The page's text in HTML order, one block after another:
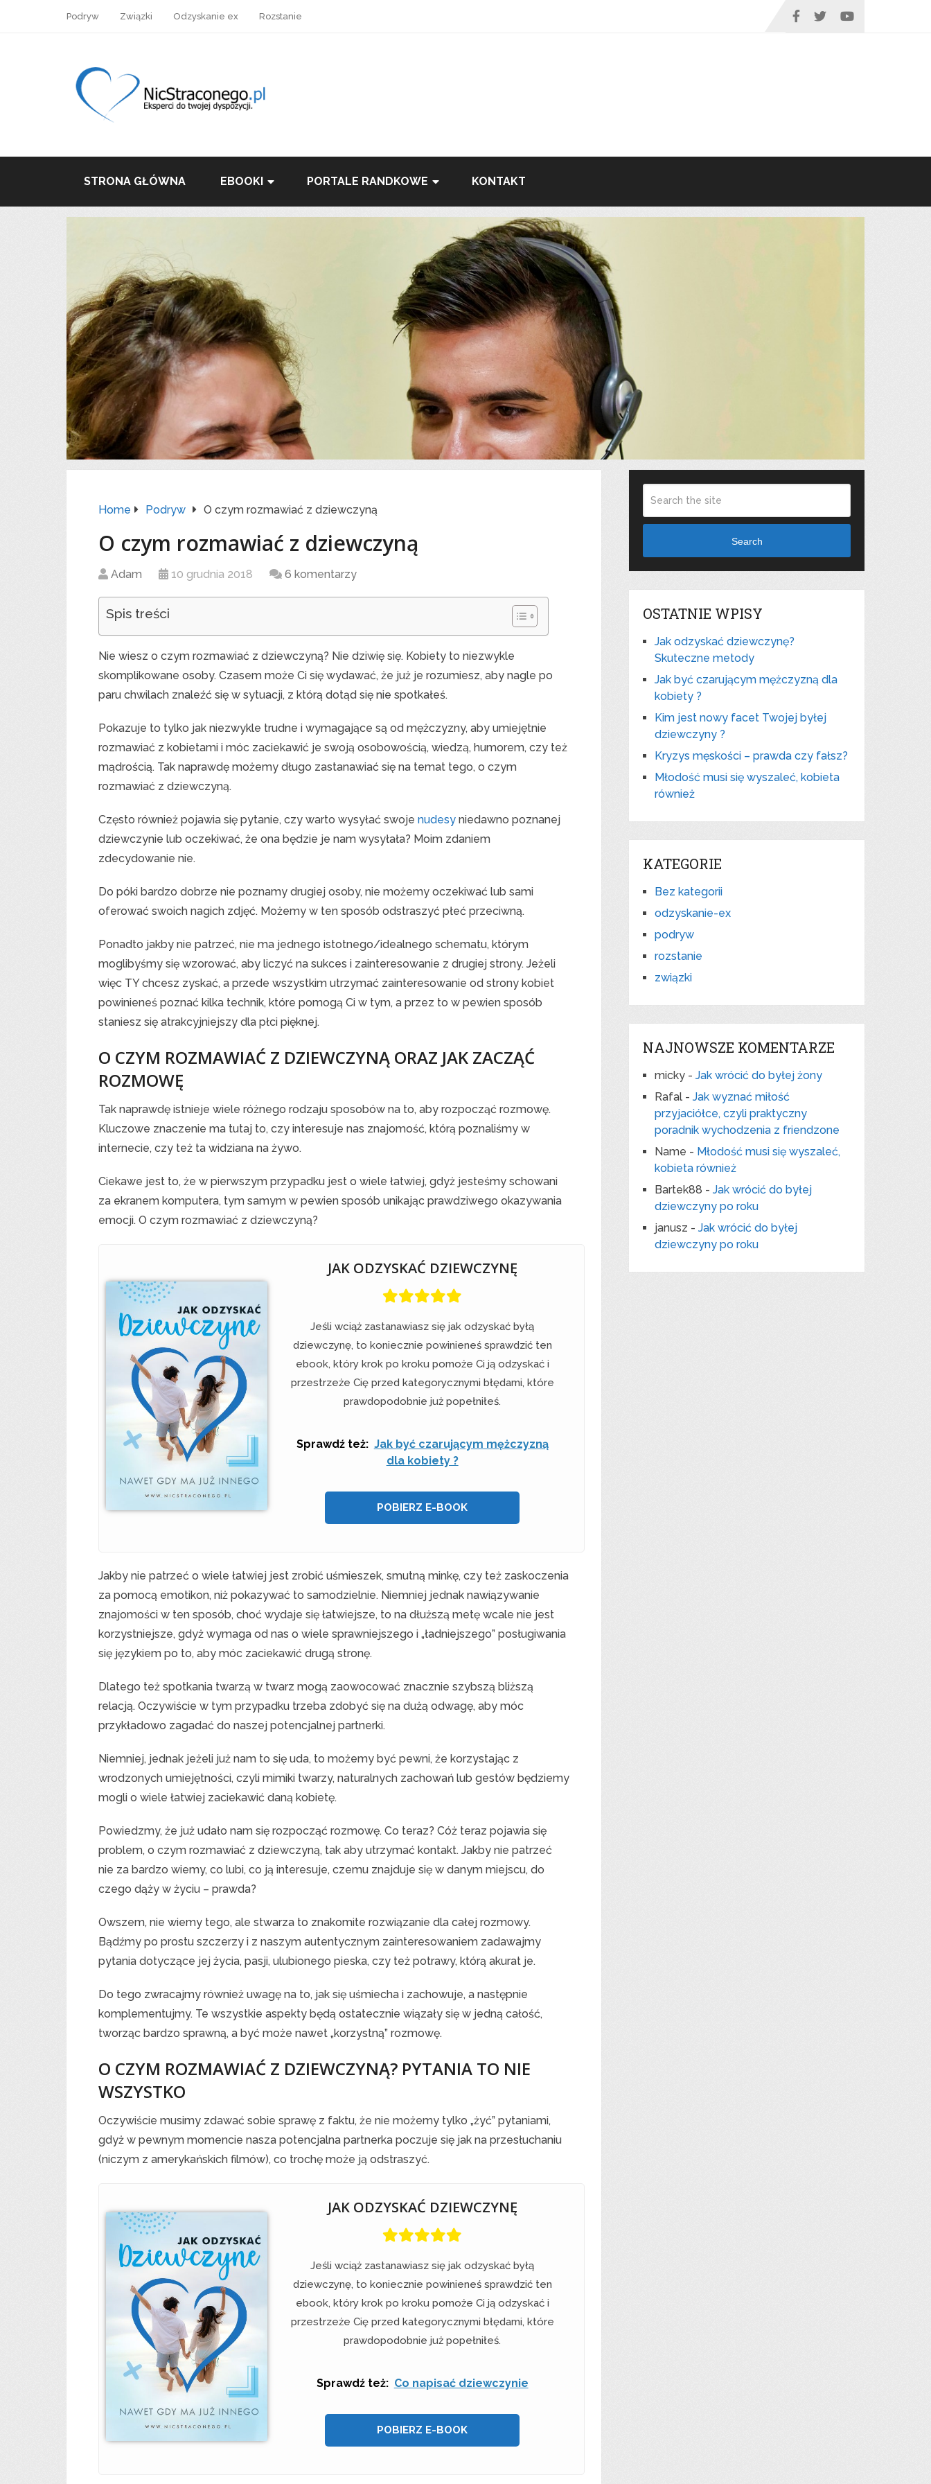
Podryw Związki Odzyskanie ex Rozstanie
STRONA GŁÓWNA EBOOKI PORTALE RANDKOWE KONTAKT
Home Podryw O czym rozmawiać z dziewczyną
O czym rozmawiać z dziewczyną
Adam 10 grudnia 2018 6 komentarzy
Spis treści
Nie wiesz o czym rozmawiać z dziewczyną? Nie dziwię się. Kobiety to niezwykle
skomplikowane osoby. Czasem może Ci się wydawać, że już je rozumiesz, aby nagle po
paru chwilach znaleźć się w sytuacji, z którą dotąd się nie spotkałeś.
Pokazuje to tylko jak niezwykle trudne i wymagające są od mężczyzny, aby umiejętnie
rozmawiać z kobietami i móc zaciekawić je swoją osobowością, wiedzą, humorem, czy też
mądrością. Tak naprawdę możemy długo zastanawiać się na temat tego, o czym
rozmawiać z dziewczyną.
Często również pojawia się pytanie, czy warto wysyłać swoje nudesy niedawno poznanej
dziewczynie lub oczekiwać, że ona będzie je nam wysyłała? Moim zdaniem
zdecydowanie nie.
Do póki bardzo dobrze nie poznamy drugiej osoby, nie możemy oczekiwać lub sami
oferować swoich nagich zdjęć. Możemy w ten sposób odstraszyć płeć przeciwną.
Ponadto jakby nie patrzeć, nie ma jednego istotnego/idealnego schematu, którym
moglibyśmy się wzorować, aby liczyć na sukces i zainteresowanie z drugiej strony. Jeżeli
więc TY chcesz zyskać, a przede wszystkim utrzymać zainteresowanie od strony kobiet
powinieneś poznać kilka technik, które pomogą Ci w tym, a przez to w pewien sposób
staniesz się atrakcyjniejszy dla płci pięknej.
O CZYM ROZMAWIAĆ Z DZIEWCZYNĄ ORAZ JAK ZACZĄĆ
ROZMOWĘ
Tak naprawdę istnieje wiele różnego rodzaju sposobów na to, aby rozpocząć rozmowę.
Kluczowe znaczenie ma tutaj to, czy interesuje nas znajomość, którą poznaliśmy w
internecie, czy też ta widziana na żywo.
Ciekawe jest to, że w pierwszym przypadku jest o wiele łatwiej, gdyż jesteśmy schowani
za ekranem komputera, tym samym w pewien sposób unikając prawdziwego okazywania
emocji. O czym rozmawiać z dziewczyną?
JAK ODZYSKAĆ DZIEWCZYNĘ
Jeśli wciąż zastanawiasz się jak odzyskać byłą
dziewczynę, to koniecznie powinieneś sprawdzić ten
ebook, który krok po kroku pomoże Ci ją odzyskać i
przestrzeże Cię przed kategorycznymi błędami, które
prawdopodobnie już popełniłeś.
Sprawdź też: Jak być czarującym mężczyzną
dla kobiety ?
POBIERZ E-BOOK
Jakby nie patrzeć o wiele łatwiej jest zrobić uśmieszek, smutną minkę, czy też zaskoczenia
za pomocą emotikon, niż pokazywać to samodzielnie. Niemniej jednak nawiązywanie
znajomości w ten sposób, choć wydaje się łatwiejsze, to na dłuższą metę wcale nie jest
korzystniejsze, gdyż wymaga od nas o wiele sprawniejszego i „ładniejszego” posługiwania
się językiem po to, aby móc zaciekawić drugą stronę.
Dlatego też spotkania twarzą w twarz mogą zaowocować znacznie szybszą bliższą
relacją. Oczywiście w tym przypadku trzeba zdobyć się na dużą odwagę, aby móc
przykładowo zagadać do naszej potencjalnej partnerki.
Niemniej, jednak jeżeli już nam to się uda, to możemy być pewni, że korzystając z
wrodzonych umiejętności, czyli mimiki twarzy, naturalnych zachowań lub gestów będziemy
mogli o wiele łatwiej zaciekawić daną kobietę.
Powiedzmy, że już udało nam się rozpocząć rozmowę. Co teraz? Cóż teraz pojawia się
problem, o czym rozmawiać z dziewczyną, tak aby utrzymać kontakt. Jakby nie patrzeć
nie za bardzo wiemy, co lubi, co ją interesuje, czemu znajduje się w danym miejscu, do
czego dąży w życiu – prawda?
Owszem, nie wiemy tego, ale stwarza to znakomite rozwiązanie dla całej rozmowy.
Bądźmy po prostu szczerzy i z naszym autentycznym zainteresowaniem zadawajmy
pytania dotyczące jej życia, pasji, ulubionego pieska, czy też potrawy, którą akurat je.
Do tego zwracajmy również uwagę na to, jak się uśmiecha i zachowuje, a następnie
komplementujmy. Te wszystkie aspekty będą ostatecznie wiązały się w jedną całość,
tworząc bardzo sprawną, a być może nawet „korzystną” rozmowę.
O CZYM ROZMAWIAĆ Z DZIEWCZYNĄ? PYTANIA TO NIE
WSZYSTKO
Oczywiście musimy zdawać sobie sprawę z faktu, że nie możemy tylko „żyć” pytaniami,
gdyż w pewnym momencie nasza potencjalna partnerka poczuje się jak na przesłuchaniu
(niczym z amerykańskich filmów), co trochę może ją odstraszyć.
JAK ODZYSKAĆ DZIEWCZYNĘ
Jeśli wciąż zastanawiasz się jak odzyskać byłą
dziewczynę, to koniecznie powinieneś sprawdzić ten
ebook, który krok po kroku pomoże Ci ją odzyskać i
przestrzeże Cię przed kategorycznymi błędami, które
prawdopodobnie już popełniłeś.
Sprawdź też: Co napisać dziewczynie
POBIERZ E-BOOK
Search
OSTATNIE WPISY
Jak odzyskać dziewczynę?
Skuteczne metody
Jak być czarującym mężczyzną dla
kobiety ?
Kim jest nowy facet Twojej byłej
dziewczyny ?
Kryzys męskości – prawda czy fałsz?
Młodość musi się wyszaleć, kobieta
również
KATEGORIE
Bez kategorii
odzyskanie-ex
podryw
rozstanie
związki
NAJNOWSZE KOMENTARZE
micky -Jak wrócić do byłej żony
Rafal -Jak wyznać miłość
przyjaciółce, czyli praktyczny
poradnik wychodzenia z friendzone
Name - Młodość musi się wyszaleć,
kobieta również
Bartek88 -Jak wrócić do byłej
dziewczyny po roku
janusz -Jak wrócić do byłej
dziewczyny po roku